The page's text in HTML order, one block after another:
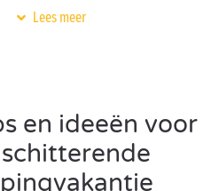
geroemd, geniet u van een
excursie kunt u deelnemen aan
die ter plaatse worden
ook het zwemparadijs niet met
verwarmde zwembaden,
Lees meer
en ideeën voor